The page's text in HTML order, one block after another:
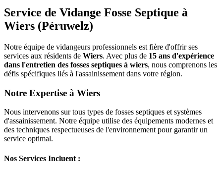
Service de Vidange Fosse Septique à
Wiers (Péruwelz)
Notre équipe de vidangeurs professionnels est fière d'offrir ses
services aux résidents de Wiers. Avec plus de 15 ans d'expérience
dans l'entretien des fosses septiques à wiers, nous comprenons les
défis spécifiques liés à l'assainissement dans votre région.
Notre Expertise à Wiers
Nous intervenons sur tous types de fosses septiques et systèmes
d'assainissement. Notre équipe utilise des équipements modernes et
des techniques respectueuses de l'environnement pour garantir un
service optimal.
Nos Services Incluent :